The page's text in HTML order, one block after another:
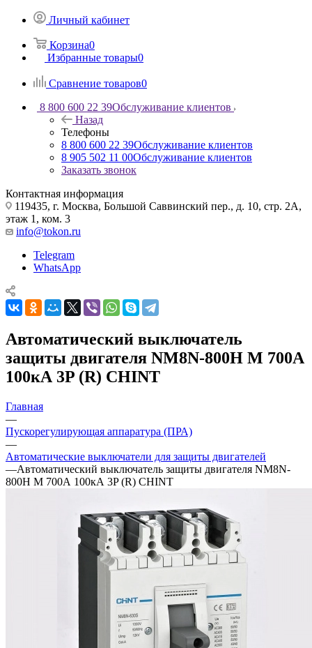
Личный кабинет
Корзина0
Избранные товары0
Сравнение товаров0
8 800 600 22 39Обслуживание клиентов
Назад
Телефоны
8 800 600 22 39Обслуживание клиентов
8 905 502 11 00Обслуживание клиентов
Заказать звонок
Контактная информация
119435, г. Москва, Большой Саввинский пер., д. 10, стр. 2А,
этаж 1, ком. 3
info@tokon.ru
Telegram
WhatsApp
Автоматический выключатель
защиты двигателя NM8N-800H M 700А
100кА 3P (R) CHINT
Главная
—
Пускорегулирующая аппаратура (ПРА)
—
Автоматические выключатели для защиты двигателей
—Автоматический выключатель защиты двигателя NM8N-
800H M 700А 100кА 3P (R) CHINT